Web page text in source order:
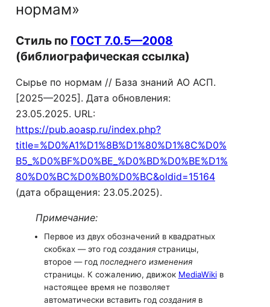
нормам»
Стиль по ГОСТ 7.0.5—2008
(библиографическая ссылка)
Сырье по нормам // База знаний АО АСП.
[2025—2025]. Дата обновления:
23.05.2025. URL:
https://pub.aoasp.ru/index.php?
title=%D0%A1%D1%8B%D1%80%D1%8C%D0%
B5_%D0%BF%D0%BE_%D0%BD%D0%BE%D1%
80%D0%BC%D0%B0%D0%BC&oldid=15164
(дата обращения: 23.05.2025).
Примечание:
Первое из двух обозначений в квадратных
скобках — это год созданиястраницы,
второе — год последнего изменения
страницы. К сожалению, движок MediaWikiв
настоящее время не позволяет
автоматически вставить год созданияв